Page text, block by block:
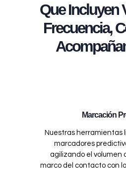
Que Incluyen
Frecuencia,
Marcación
Nuestras herramientas
marcadores
agilizando el volumen
marco del contacto con